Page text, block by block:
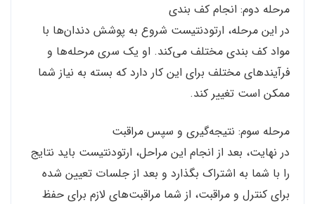
مرحله دوم: انجام کف بندی
در این مرحله، ارتودنتیست شروع به پوشش دندان‌ها با
مواد کف بندی مختلف می‌کند. او یک سری مرحله‌ها و
فرآیندهای مختلف برای این کار دارد که بسته به نیاز شما
ممکن است تغییر کند.
مرحله سوم: نتیجه‌گیری و سپس مراقبت
در نهایت، بعد از انجام این مراحل، ارتودنتیست باید نتایج
را با شما به اشتراک بگذارد و بعد از جلسات تعیین شده
برای کنترل و مراقبت، از شما مراقبت‌های لازم برای حفظ